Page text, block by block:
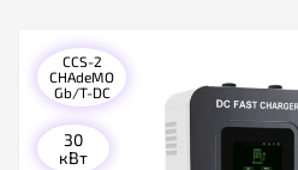
CCS-2
CHAdeMO
Gb/T-DC
30
кВт